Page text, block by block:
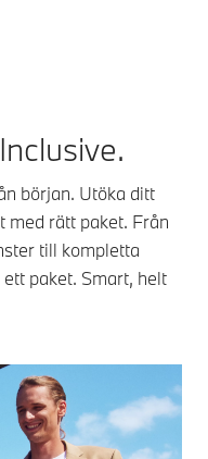
början. Utöka ditt
med rätt paket. Från
till kompletta
paket. Smart, helt